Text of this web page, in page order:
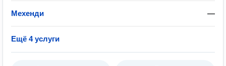
Мехенди —
Ещё 4 услуги